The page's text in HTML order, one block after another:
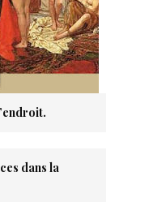
dans la